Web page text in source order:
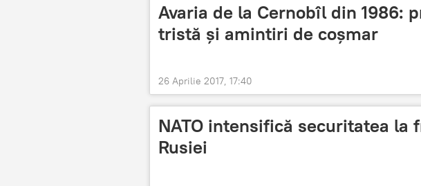
Avaria de la Cernobîl din 1986:
tristă și amintiri de coșmar
26 Aprilie 2017, 17:40
NATO intensifică securitatea la
Rusiei